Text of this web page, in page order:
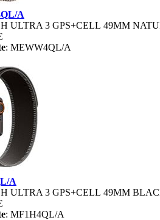
A
ULTRA 3 GPS+CELL 49MM
: MEWW4QL/A
A
ULTRA 3 GPS+CELL 49MM
: MF1H4QL/A